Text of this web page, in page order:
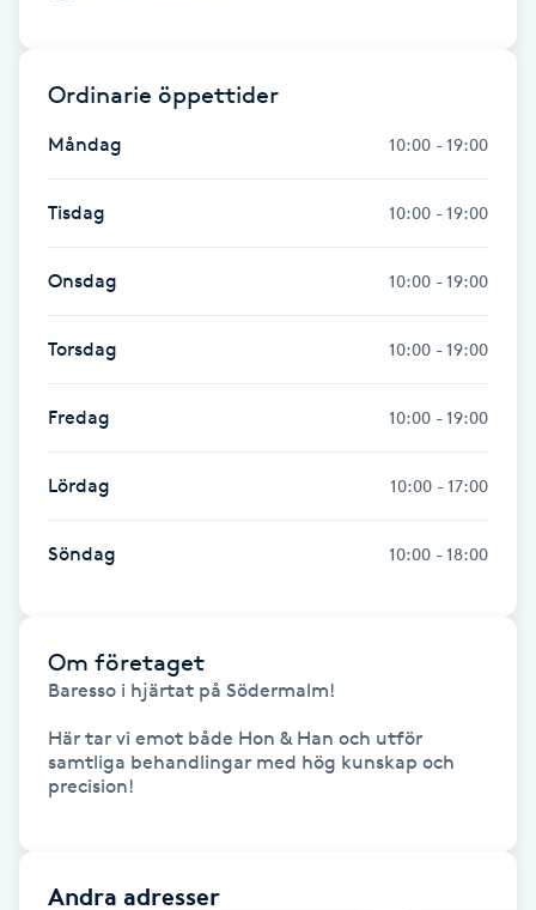
Lymfmassage
Läpptatuering
Megavolymfransar
Melasma
Ordinarie öppettider
Måndag 10:00 - 19:00
Tisdag 10:00 - 19:00
Onsdag 10:00 - 19:00
Torsdag 10:00 - 19:00
Fredag 10:00 - 19:00
Lördag 10:00 - 17:00
Söndag 10:00 - 18:00
Om företaget
Baresso i hjärtat på Södermalm!
Här tar vi emot både Hon & Han och utför
samtliga behandlingar med hög kunskap och
precision!
Andra adresser